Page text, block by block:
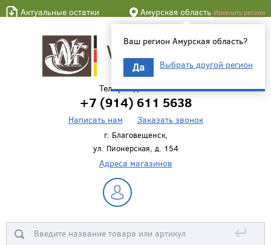
Актуальные остатки Амурская область Изменить регион
Ваш регион Амурская область?
Да Выбрать другой регион
Телефон для связи
+7 (914) 611 5638
Написать нам Заказать звонок
г. Благовещенск,
ул. Пионерская, д. 154
Адреса магазинов
↵